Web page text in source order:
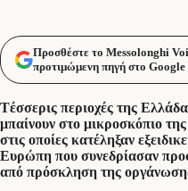
Προσθέστε το Messolonghi
προτιμώμενη πηγή στο Google
Tέσσερις περιοχές της
μπαίνουν στο μικροσκόπιο
στις οποίες κατέληξαν
Ευρώπη που συνεδρίασαν
από πρόσκληση της